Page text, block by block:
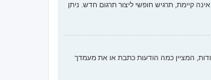
תרגיש חופשי ליצור תרגום חדש. ניתן
המציין כמה הודעות כתבת או את מעמדך